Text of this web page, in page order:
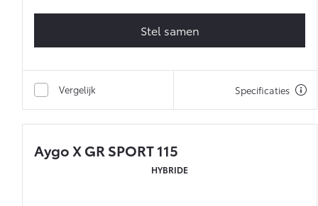
Stel samen
Vergelijk Specificaties
Aygo X GR SPORT 115
HYBRIDE